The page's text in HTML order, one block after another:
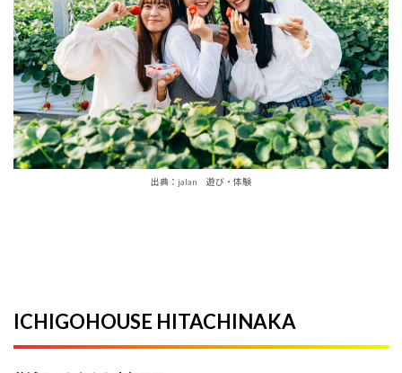
出典：jalan 遊び・体験
ICHIGOHOUSE HITACHINAKA